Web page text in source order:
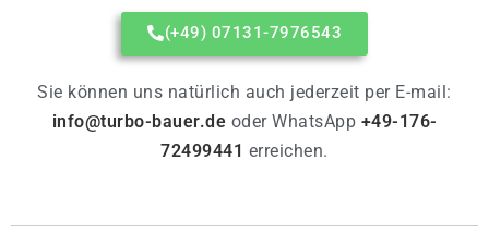
(+49) 07131-7976543
Sie können uns natürlich auch jederzeit per E-mail:
info@turbo-bauer.de oder WhatsApp +49-176-
72499441 erreichen.